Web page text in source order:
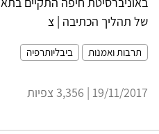
של תהליך הכתיבה | צ
תרבות ואמנות ביבליותרפיה
19/11/2017 | 3,356 צפיות